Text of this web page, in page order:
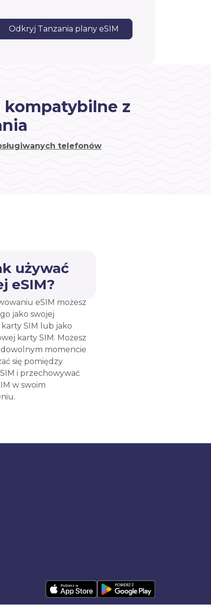
Odkryj Tanzania plany eSIM
kompatybilne z
telefonów
używać
eSIM?
eSIM możesz
jako swojej
karty SIM lub jako
karty SIM. Możesz
momencie
się pomiędzy
i przechowywać
w swoim